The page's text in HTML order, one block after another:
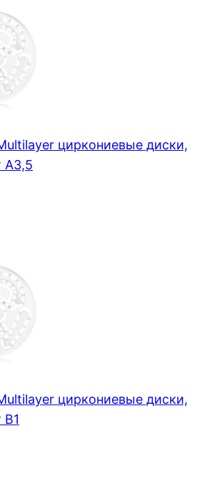
циркониевые диски,
A3,5
циркониевые диски,